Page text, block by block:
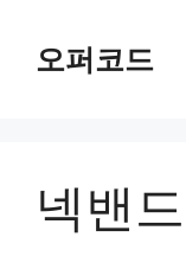
오퍼코드
넥밴